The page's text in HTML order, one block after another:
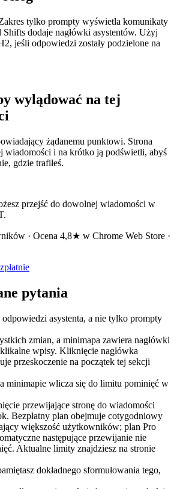
tylko prompty wyświetla komunikaty
dodaje nagłówki asystentów. Użyj
jeśli odpowiedzi zostały podzielone na
wylądować na tej
żądanemu punktowi. Strona
wiadomości i na krótko ją podświetli, abyś
gdzie trafiłeś.
przejść do dowolnej wiadomości w
· Ocena 4,8★ w Chrome Web Store ·
pytania
asystenta, a nie tylko prompty
zmian, a minimapa zawiera nagłówki
wpisy. Kliknięcie nagłówka
przeskoczenie na początek tej sekcji
minimapie wlicza się do limitu pominięć w
przewijające stronę do wiadomości
Bezpłatny plan obejmuje cotygodniowy
większość użytkowników; plan Pro
następujące przewijanie nie
Aktualne limity znajdziesz na stronie
dokładnego sformułowania tego,